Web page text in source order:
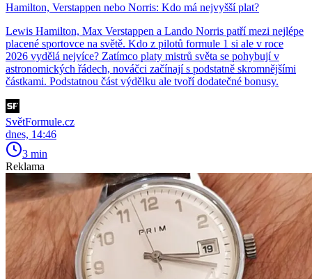
Hamilton, Verstappen nebo Norris: Kdo má nejvyšší plat?
Lewis Hamilton, Max Verstappen a Lando Norris patří mezi nejlépe
placené sportovce na světě. Kdo z pilotů formule 1 si ale v roce
2026 vydělá nejvíce? Zatímco platy mistrů světa se pohybují v
astronomických řádech, nováčci začínají s podstatně skromnějšími
částkami. Podstatnou část výdělku ale tvoří dodatečné bonusy.
SvětFormule.cz
dnes, 14:46
3 min
Reklama